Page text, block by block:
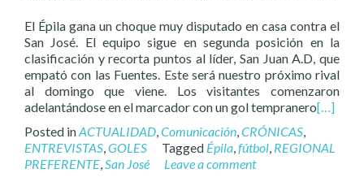
El Épila gana un choque muy disputado en casa contra el
San José. El equipo sigue en segunda posición en la
clasificación y recorta puntos al líder, San Juan A.D, que
empató con las Fuentes. Este será nuestro próximo rival
al domingo que viene. Los visitantes comenzaron
adelantándose en el marcador con un gol tempranero[…]
Posted inACTUALIDAD,Comunicación,CRÓNICAS,
ENTREVISTAS,GOLES Tagged Épila,fútbol, REGIONAL
PREFERENTE,San José Leave a comment